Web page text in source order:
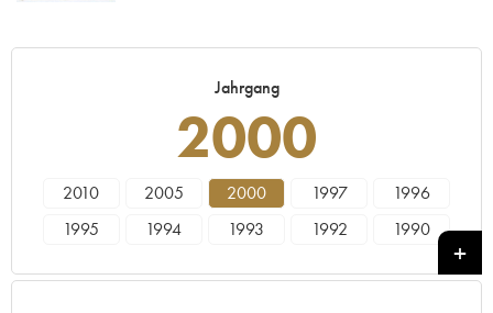
Jahrgang
2000
2010 2005 2000 1997
1996
1995
1994 1993 1992
1990